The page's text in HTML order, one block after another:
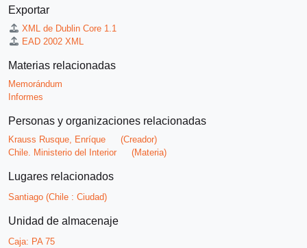
Exportar
XML de Dublin Core 1.1
EAD 2002 XML
Materias relacionadas
Memorándum
Informes
Personas y organizaciones relacionadas
Krauss Rusque, Enríque
(Creador)
Chile. Ministerio del Interior
(Materia)
Lugares relacionados
Santiago (Chile : Ciudad)
Unidad de almacenaje
Caja: PA 75